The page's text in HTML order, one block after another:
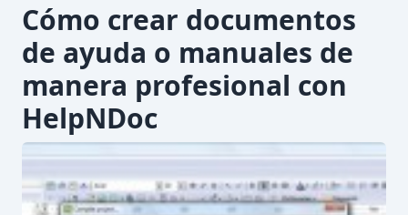
Cómo crear documentos
de ayuda o manuales de
manera profesional con
HelpNDoc